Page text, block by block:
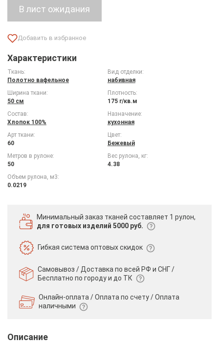
Характеристики
Ткань:
Полотно вафельное
Вид отделки:
набивная
Ширина ткани:
50 см
Плотность:
175 г/кв.м
Состав:
Хлопок 100%
Назначение:
кухонная
Арт ткани:
60
Цвет:
Бежевый
Метров в рулоне:
50
Вес рулона, кг:
4.38
Объем рулона, м3:
0.0219
Минимальный заказ тканей составляет 1 рулон,
для готовых изделий 5000 руб.
Гибкая системаоптовых скидок
Самовывоз / Доставка по всей РФ и СНГ /
Бесплатно по городу и до ТК
Онлайн-оплата / Оплата по счету /Оплата
наличными
Описание